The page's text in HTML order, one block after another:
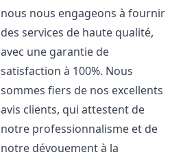
nous nous engageons à fournir
des services de haute qualité,
avec une garantie de
satisfaction à 100%. Nous
sommes fiers de nos excellents
avis clients, qui attestent de
notre professionnalisme et de
notre dévouement à la